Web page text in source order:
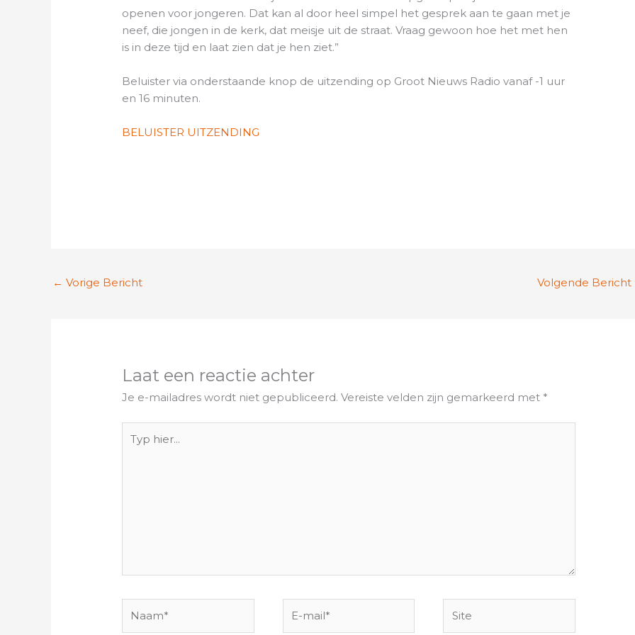
openen voor jongeren. Dat kan al door heel simpel het gesprek aan te gaan met je
neef, die jongen in de kerk, dat meisje uit de straat. Vraag gewoon hoe het met hen
is in deze tijd en laat zien dat je hen ziet.”
Beluister via onderstaande knop de uitzending op Groot Nieuws Radio vanaf -1 uur
en 16 minuten.
BELUISTER UITZENDING
← Vorige Bericht Volgende Bericht
Laat een reactie achter
Je e-mailadres wordt niet gepubliceerd. Vereiste velden zijn gemarkeerd met *
hier...
mail*